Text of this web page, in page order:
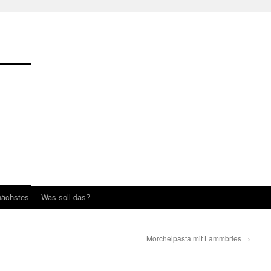
Was soll das?
Morchelpasta mit Lammbries →